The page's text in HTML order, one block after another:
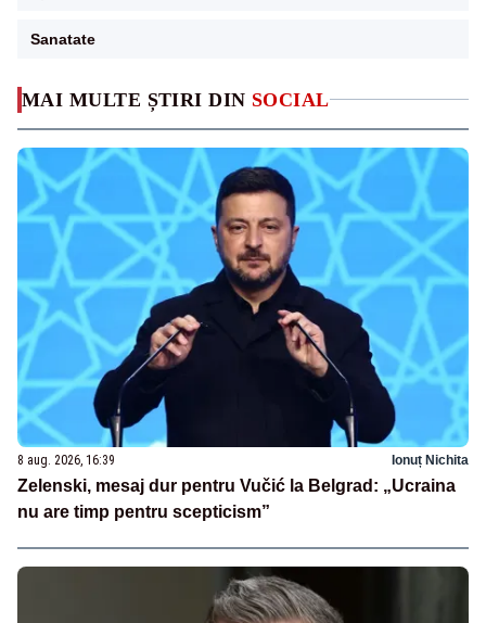
MAI MULTE ȘTIRI DIN SOCIAL
8 aug. 2026, 16:39 Ionuț Nichita
Zelenski, mesaj dur pentru Vučić la Belgrad: „Ucraina
nu are timp pentru scepticism”
Sanatate